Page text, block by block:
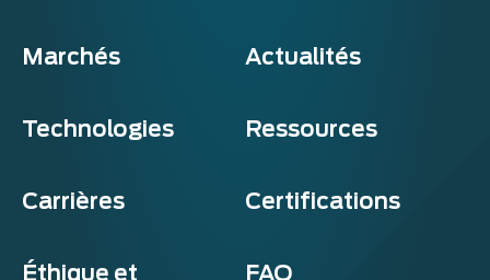
Marchés Actualités
Technologies Ressources
Carrières Certifications
Éthique et FAQ